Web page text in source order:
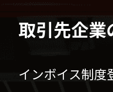
取引先企業
インボイス制度